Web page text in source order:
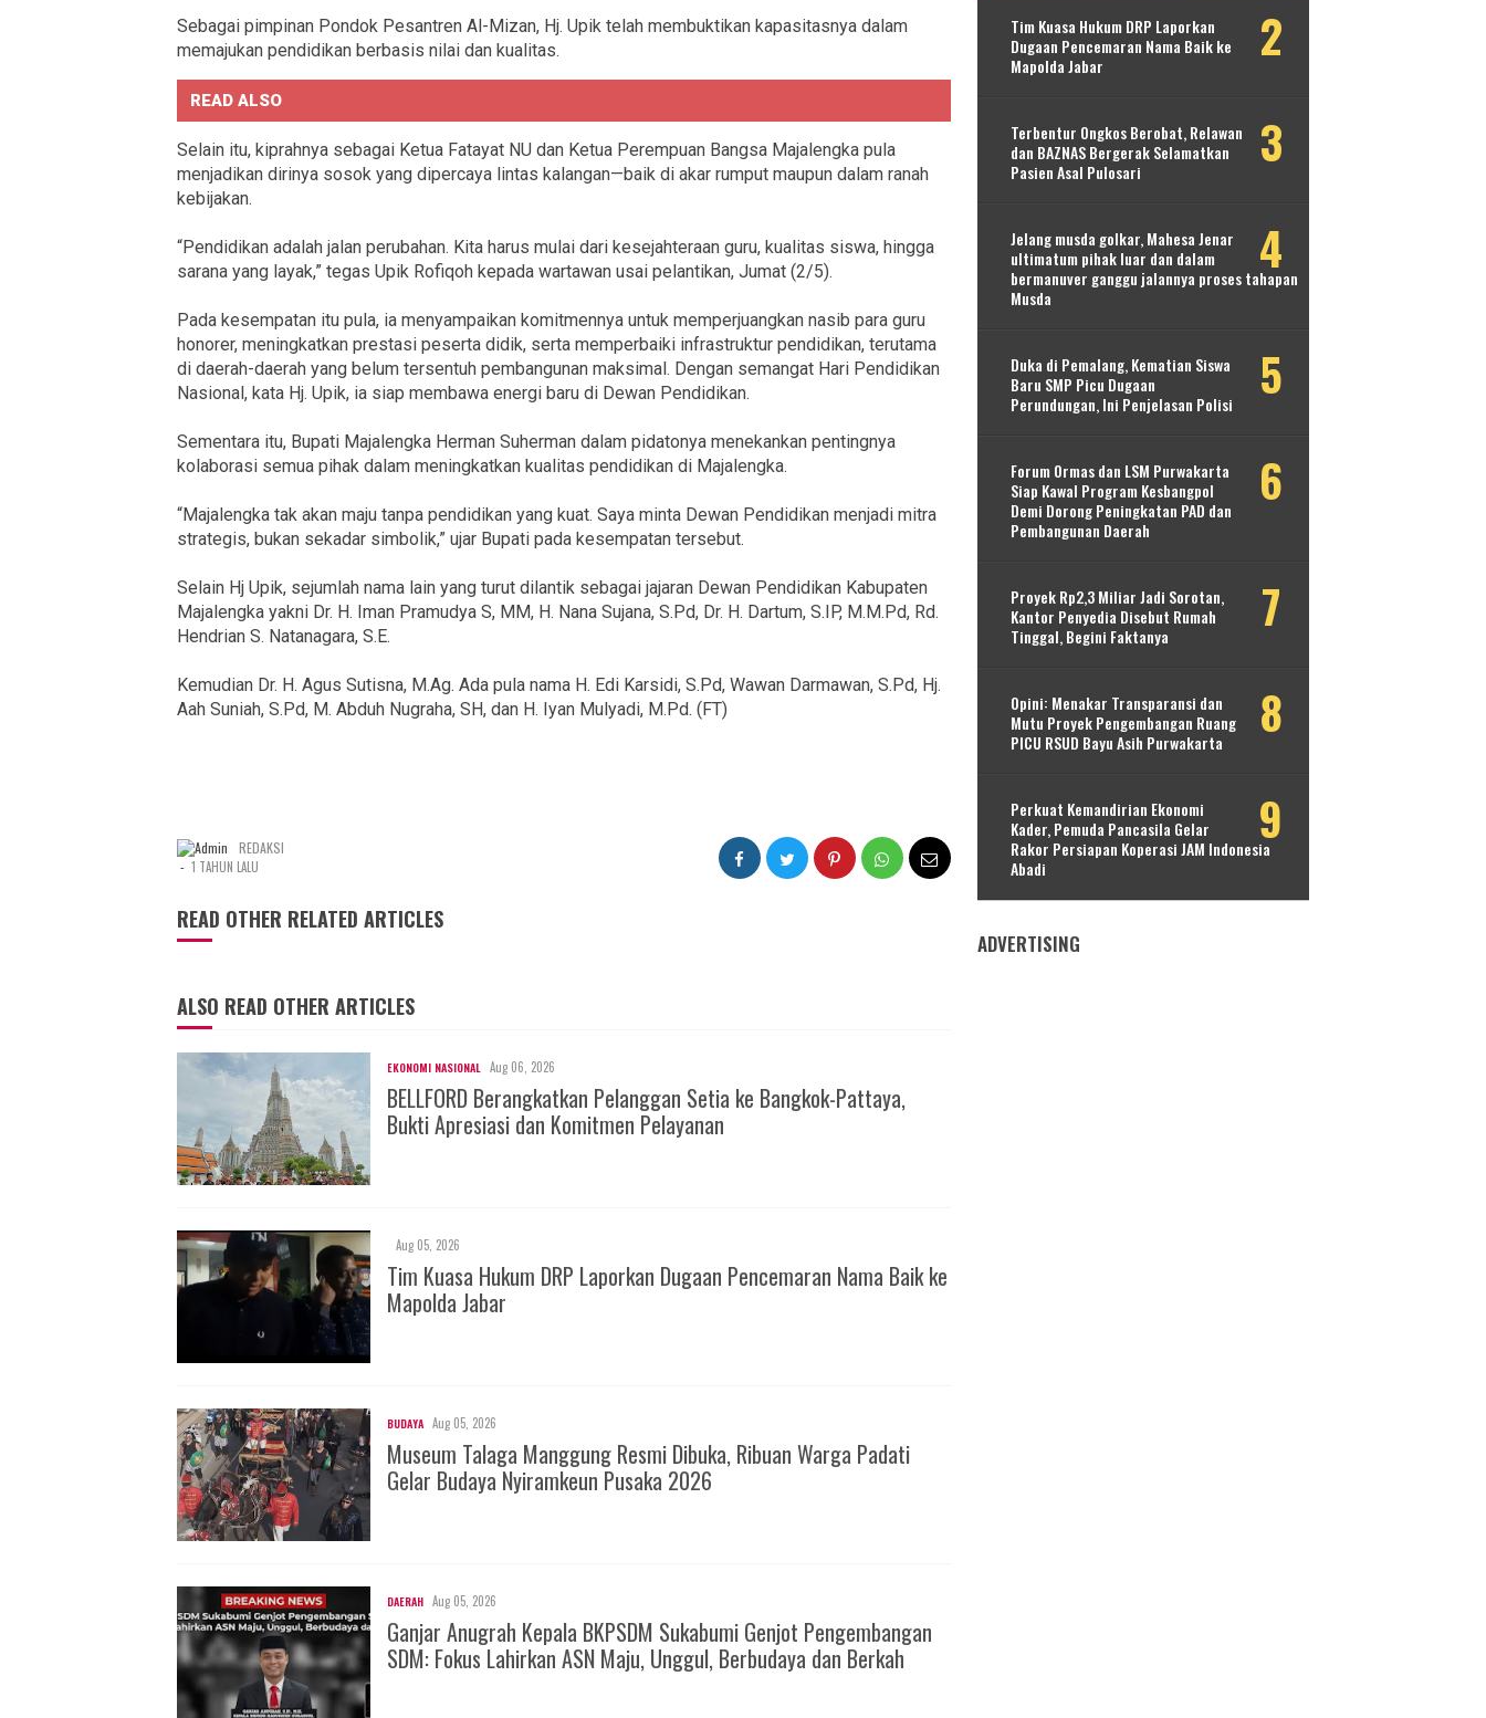
Sebagai pimpinan Pondok Pesantren Al-Mizan, Hj. Upik telah membuktikan kapasitasnya dalam
memajukan pendidikan berbasis nilai dan kualitas.
READ ALSO
Selain itu, kiprahnya sebagai Ketua Fatayat NU dan Ketua Perempuan Bangsa Majalengka pula
menjadikan dirinya sosok yang dipercaya lintas kalangan—baik di akar rumput maupun dalam ranah
kebijakan.
“Pendidikan adalah jalan perubahan. Kita harus mulai dari kesejahteraan guru, kualitas siswa, hingga
sarana yang layak,” tegas Upik Rofiqoh kepada wartawan usai pelantikan, Jumat (2/5).
Pada kesempatan itu pula, ia menyampaikan komitmennya untuk memperjuangkan nasib para guru
honorer, meningkatkan prestasi peserta didik, serta memperbaiki infrastruktur pendidikan, terutama
di daerah-daerah yang belum tersentuh pembangunan maksimal. Dengan semangat Hari Pendidikan
Nasional, kata Hj. Upik, ia siap membawa energi baru di Dewan Pendidikan.
Sementara itu, Bupati Majalengka Herman Suherman dalam pidatonya menekankan pentingnya
kolaborasi semua pihak dalam meningkatkan kualitas pendidikan di Majalengka.
“Majalengka tak akan maju tanpa pendidikan yang kuat. Saya minta Dewan Pendidikan menjadi mitra
strategis, bukan sekadar simbolik,” ujar Bupati pada kesempatan tersebut.
Selain Hj Upik, sejumlah nama lain yang turut dilantik sebagai jajaran Dewan Pendidikan Kabupaten
Majalengka yakni Dr. H. Iman Pramudya S, MM, H. Nana Sujana, S.Pd, Dr. H. Dartum, S.IP, M.M.Pd, Rd.
Hendrian S. Natanagara, S.E.
Kemudian Dr. H. Agus Sutisna, M.Ag. Ada pula nama H. Edi Karsidi, S.Pd, Wawan Darmawan, S.Pd, Hj.
Aah Suniah, S.Pd, M. Abduh Nugraha, SH, dan H. Iyan Mulyadi, M.Pd. (FT)
REDAKSI
- 1 TAHUN LALU
READ OTHER RELATED ARTICLES
ALSO READ OTHER ARTICLES
EKONOMI NASIONAL Aug 06, 2026
BELLFORD Berangkatkan Pelanggan Setia ke Bangkok-Pattaya,
Bukti Apresiasi dan Komitmen Pelayanan
Aug 05, 2026
Tim Kuasa Hukum DRP Laporkan Dugaan Pencemaran Nama Baik ke
Mapolda Jabar
BUDAYA Aug 05, 2026
Museum Talaga Manggung Resmi Dibuka, Ribuan Warga Padati
Gelar Budaya Nyiramkeun Pusaka 2026
DAERAH Aug 05, 2026
Ganjar Anugrah Kepala BKPSDM Sukabumi Genjot Pengembangan
SDM: Fokus Lahirkan ASN Maju, Unggul, Berbudaya dan Berkah
Tim Kuasa Hukum DRP Laporkan
Dugaan Pencemaran Nama Baik ke
Mapolda Jabar
Terbentur Ongkos Berobat, Relawan
dan BAZNAS Bergerak Selamatkan
Pasien Asal Pulosari
Jelang musda golkar, Mahesa Jenar
ultimatum pihak luar dan dalam
bermanuver ganggu jalannya proses tahapan
Musda
Duka di Pemalang, Kematian Siswa
Baru SMP Picu Dugaan
Perundungan, Ini Penjelasan Polisi
Forum Ormas dan LSM Purwakarta
Siap Kawal Program Kesbangpol
Demi Dorong Peningkatan PAD dan
Pembangunan Daerah
Proyek Rp2,3 Miliar Jadi Sorotan,
Kantor Penyedia Disebut Rumah
Tinggal, Begini Faktanya
Opini: Menakar Transparansi dan
Mutu Proyek Pengembangan Ruang
PICU RSUD Bayu Asih Purwakarta
Perkuat Kemandirian Ekonomi
Kader, Pemuda Pancasila Gelar
Rakor Persiapan Koperasi JAM Indonesia
Abadi
ADVERTISING